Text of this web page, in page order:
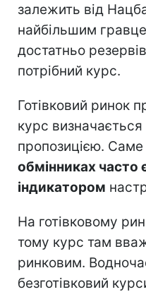
залежить від
найбільшим
достатньо
потрібний курс.
Готівковий ринок
курс
пропозицією.
обмінниках
індикатором
На готівковому
тому курс там
ринковим.
безготівковий